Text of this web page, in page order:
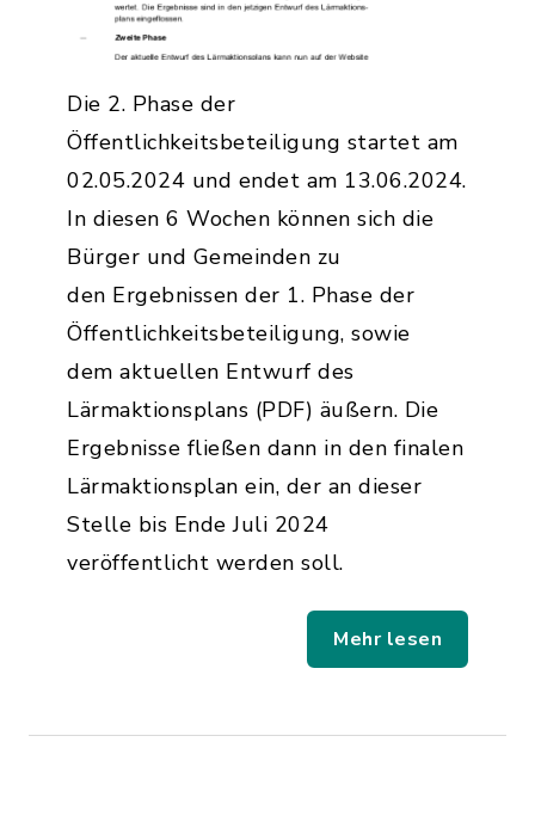
Die 2. Phase der
Öffentlichkeitsbeteiligung startet am
02.05.2024 und endet am 13.06.2024.
In diesen 6 Wochen können sich die
Bürger und Gemeinden zu
den Ergebnissen der 1. Phase der
Öffentlichkeitsbeteiligung, sowie
dem aktuellen Entwurf des
Lärmaktionsplans (PDF) äußern. Die
Ergebnisse fließen dann in den finalen
Lärmaktionsplan ein, der an dieser
Stelle bis Ende Juli 2024
veröffentlicht werden soll.
Mehr lesen